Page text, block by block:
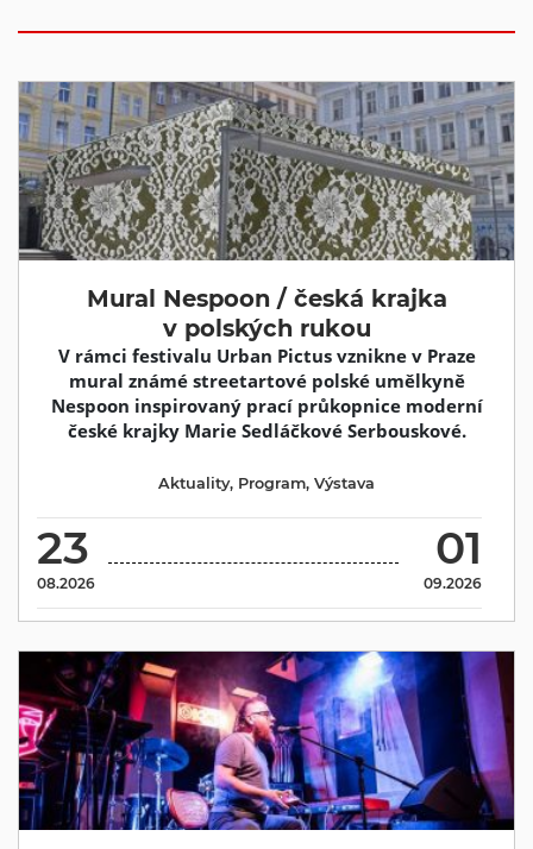
Mural Nespoon / česká krajka
v polských rukou
V rámci festivalu Urban Pictus vznikne v Praze
mural známé streetartové polské umělkyně
Nespoon inspirovaný prací průkopnice moderní
české krajky Marie Sedláčkové Serbouskové.
23
08.2026
01
09.2026
Aktuality, Program, Výstava